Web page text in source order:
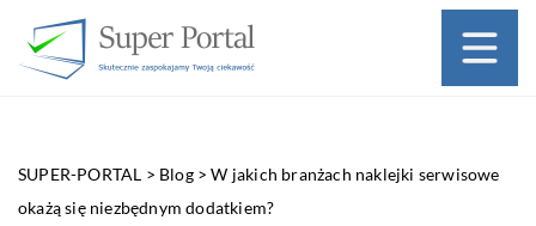
SUPER-PORTAL > Blog>W jakich branżach naklejki serwisowe
okażą się niezbędnym dodatkiem?